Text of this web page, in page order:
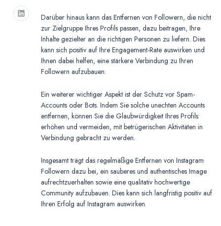
Darüber hinaus kann das Entfernen von Followern, die nicht
zur Zielgruppe Ihres Profils passen, dazu beitragen, Ihre
Inhalte gezielter an die richtigen Personen zu liefern. Dies
kann sich positiv auf Ihre Engagement-Rate auswirken und
Ihnen dabei helfen, eine stärkere Verbindung zu Ihren
Followern aufzubauen.
Ein weiterer wichtiger Aspekt ist der Schutz vor Spam-
Accounts oder Bots. Indem Sie solche unechten Accounts
entfernen, können Sie die Glaubwürdigkeit Ihres Profils
erhöhen und vermeiden, mit betrügerischen Aktivitäten in
Verbindung gebracht zu werden.
Insgesamt trägt das regelmäßige Entfernen von Instagram
Followern dazu bei, ein sauberes und authentisches Image
aufrechtzuerhalten sowie eine qualitativ hochwertige
Community aufzubauen. Dies kann sich langfristig positiv auf
Ihren Erfolg auf Instagram auswirken.